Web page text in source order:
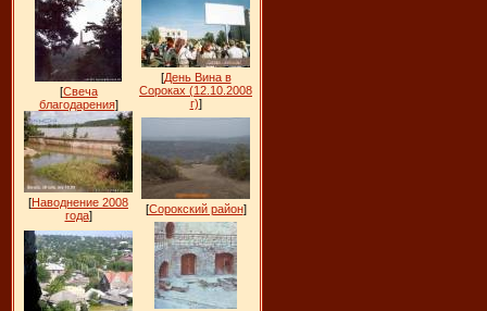
[Свеча
благодарения]
[День Вина в
Сороках (12.10.2008
г)]
[Наводнение 2008
года] [Сорокский район]